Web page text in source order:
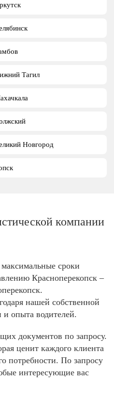
Тагил
Новгород
компании
сроки
Красноперекопск –
нашей собственной
и опыта водителей.
документов по запросу.
ценит каждого клиента
потребности. По запросу
интересующие вас